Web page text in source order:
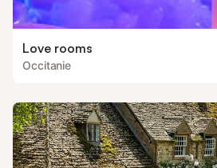
Love rooms
Occitanie